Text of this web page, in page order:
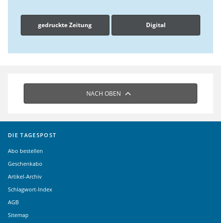
gedruckte Zeitung Digital
NACH OBEN
DIE TAGESPOST
Abo bestellen
Geschenkabo
Artikel-Archiv
Schlagwort-Index
AGB
Sitemap